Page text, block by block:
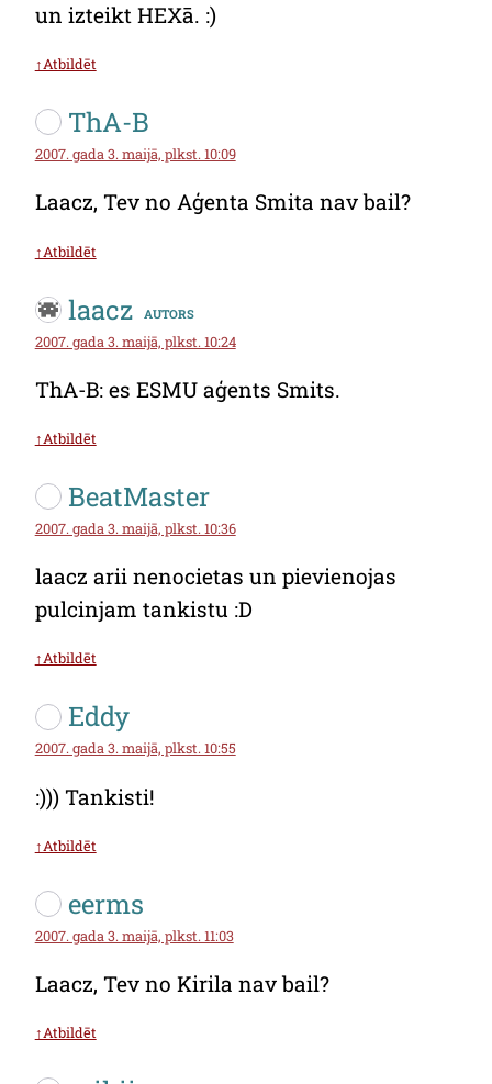
un izteikt HEXā. :)
↑Atbildēt
ThA-B
2007. gada 3. maijā, plkst. 10:09
Laacz, Tev no Aģenta Smita nav bail?
↑Atbildēt
laacz autors
2007. gada 3. maijā, plkst. 10:24
ThA-B: es ESMU aģents Smits.
↑Atbildēt
BeatMaster
2007. gada 3. maijā, plkst. 10:36
laacz arii nenocietas un pievienojas
pulcinjam tankistu :D
↑Atbildēt
Eddy
2007. gada 3. maijā, plkst. 10:55
:))) Tankisti!
↑Atbildēt
eerms
2007. gada 3. maijā, plkst. 11:03
Laacz, Tev no Kirila nav bail?
↑Atbildēt